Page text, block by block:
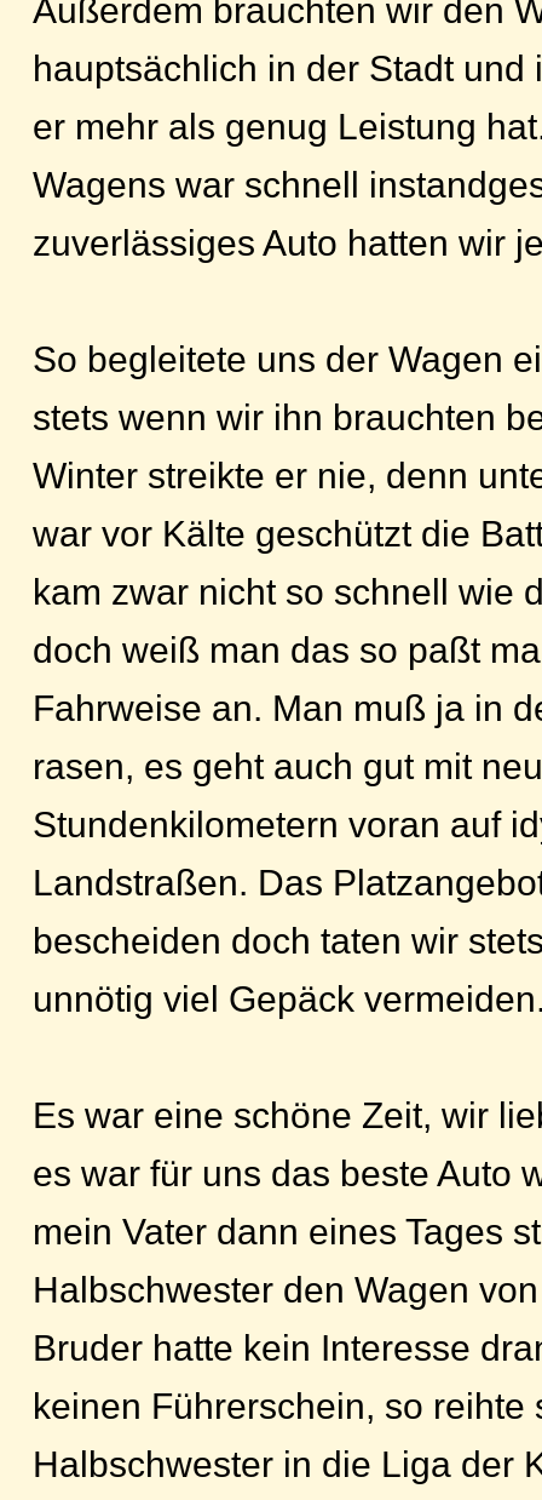
Außerdem brauchten wir den
hauptsächlich in der Stadt und
er mehr als genug Leistung
Wagens war schnell
zuverlässiges Auto hatten wir
So begleitete uns der Wagen
stets wenn wir ihn brauchten
Winter streikte er nie, denn
war vor Kälte geschützt die
kam zwar nicht so schnell wie
doch weiß man das so paßt
Fahrweise an. Man muß ja in
rasen, es geht auch gut mit
Stundenkilometern voran auf
Landstraßen. Das
bescheiden doch taten wir
unnötig viel Gepäck
Es war eine schöne Zeit, wir
es war für uns das beste Auto
mein Vater dann eines Tages
Halbschwester den Wagen
Bruder hatte kein Interesse
keinen Führerschein, so reihte
Halbschwester in die Liga der